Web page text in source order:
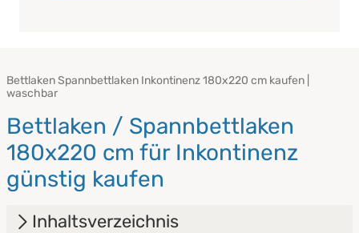
Bettlaken Spannbettlaken Inkontinenz 180x220 cm kaufen |
waschbar
Bettlaken / Spannbettlaken
180x220 cm für Inkontinenz
günstig kaufen
Inhaltsverzeichnis